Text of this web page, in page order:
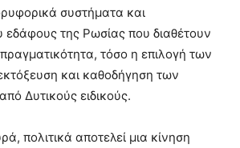
συστήματα και
της Ρωσίας που διαθέτουν
τόσο η επιλογή των
και καθοδήγηση των
Δυτικούς ειδικούς.
πολιτικά αποτελεί μια κίνηση